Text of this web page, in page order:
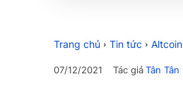
Trang chủ Tin tức Altcoin
07/12/2021 Tác giảTân Tân